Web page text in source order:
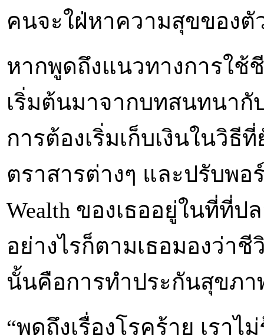
คนจะใฝ่หาความสุขของตั
หากพูดถึงแนวทางการใช้
เริ่มต้นมาจากบทสนทนากั
การต้องเริ่มเก็บเงินในวิธี
ตราสารต่างๆ และปรับพ
Wealth ของเธออยู่ในที่ที่
อย่างไรก็ตามเธอมองว่า
นั้นคือการทำประกันสุขภา
“พูดถึงเรื่องโรคร้าย เรา